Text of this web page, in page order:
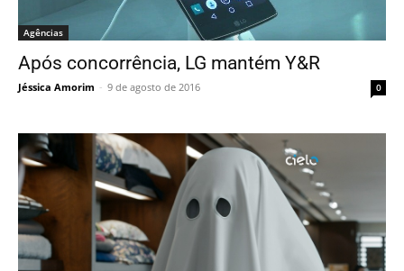
Agências
Após concorrência, LG mantém Y&R
Jéssica Amorim - 9 de agosto de 2016 0